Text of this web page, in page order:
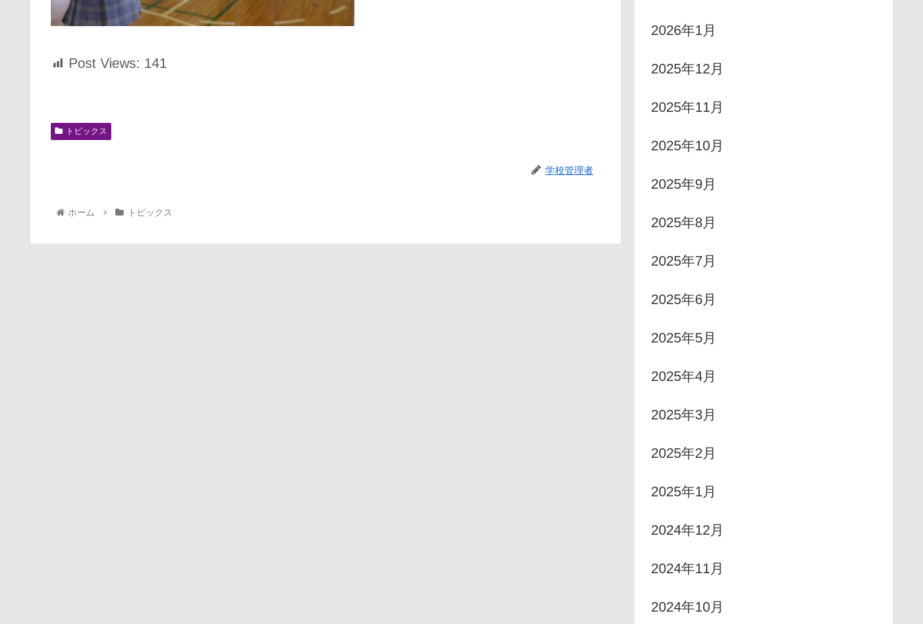
Post Views: 141
トピックス
学校管理者
ホーム トピックス
2026年1月
2025年12月
2025年11月
2025年10月
2025年9月
2025年8月
2025年7月
2025年6月
2025年5月
2025年4月
2025年3月
2025年2月
2025年1月
2024年12月
2024年11月
2024年10月